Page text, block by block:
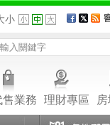
小
業務 理財專區